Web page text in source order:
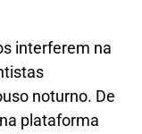
interferem na
noturno. De
plataforma